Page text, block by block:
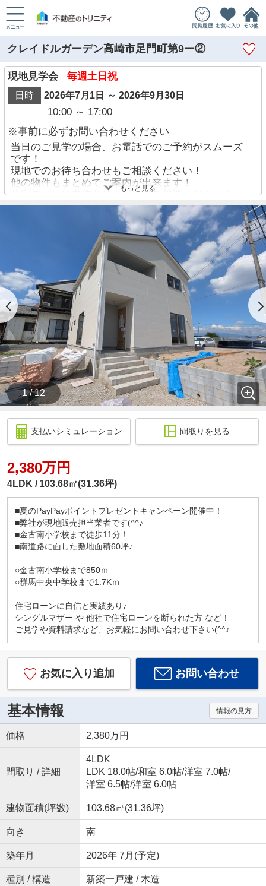
クレイドルガーデン高崎市足門町第9ー②
現地見学会 毎週土日祝
日時 2026年7月1日 ～ 2026年9月30日
10:00 ～ 17:00
※事前に必ずお問い合わせください
当日のご見学の場合、お電話でのご予約がスムーズ
です！
現地でのお待ち合わせもご相談ください！
他の物件もまとめてご案内が出来ます！
住宅ローンに自信あり！迷わずご相談ください！
もっと見る
1 / 12
支払いシミュレーション 間取りを見る
2,380万円
4LDK 103.68㎡(31.36坪)
■夏のPayPayポイントプレゼントキャンペーン開催中！
■弊社が現地販売担当業者です(^^♪
■金古南小学校まで徒歩11分！
■南道路に面した敷地面積60坪♪
○金古南小学校まで850ｍ
○群馬中央中学校まで1.7Kｍ
住宅ローンに自信と実績あり♪
シングルマザー や 他社で住宅ローンを断られた方 など！
ご見学や資料請求など、お気軽にお問い合わせ下さい(^^♪
お気に入り追加 お問い合わせ
基本情報 情報の見方
価格 2,380万円
間取り / 詳細
4LDK
LDK 18.0帖/和室 6.0帖/洋室 7.0帖/
洋室 6.5帖/洋室 6.0帖
建物面積(坪数) 103.68㎡(31.36坪)
向き 南
築年月 2026年 7月(予定)
種別 / 構造 新築一戸建 / 木造